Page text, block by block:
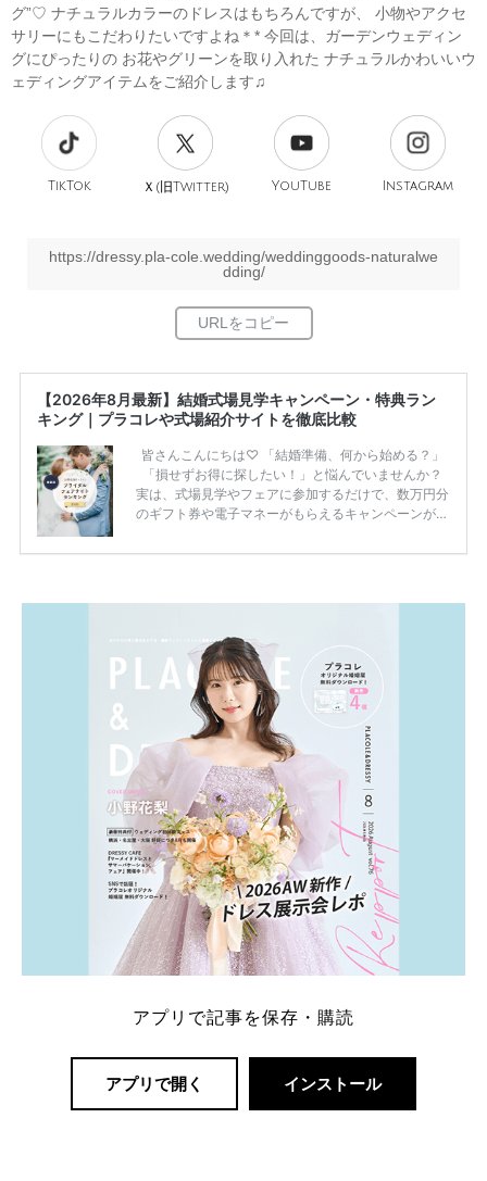
グ”♡ ナチュラルカラーのドレスはもちろんですが、 小物やアクセ
サリーにもこだわりたいですよね＊* 今回は、ガーデンウェディン
グにぴったりの お花やグリーンを取り入れた ナチュラルかわいいウ
ェディングアイテムをご紹介します♫
TikTok Ｘ(旧 Twitter) YouTube Instagram
https://dressy.pla-cole.wedding/weddinggoods-naturalwe
dding/
【2026年8月最新】結婚式場見学キャンペーン・特典ラン
キング｜プラコレや式場紹介サイトを徹底比較
皆さんこんにちは♡ 「結婚準備、何から始める？」
「損せずお得に探したい！」と悩んでいませんか？
実は、式場見学やフェアに参加するだけで、数万円分
のギフト券や電子マネーがもらえるキャンペーンがあ
ため、比較せずに選ぶと損をしてしまうことも……。
一番お得？」「プラコレの特典は？」といった疑問も
解決します。 まずは診断で候補を絞れる「ウェディ
ング診断」か、体験型 […]続きを読む
アプリで記事を保存・購読
アプリで開く インストール